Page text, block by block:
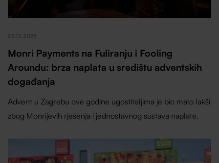
29.12.2025
Monri Payments na Fuliranju i Fooling
Aroundu: brza naplata u središtu adventskih
događanja
Advent u Zagrebu ove godine ugostiteljima je bio malo lakši
zbog Monrijevih rješenja i jednostavnog sustava naplate.